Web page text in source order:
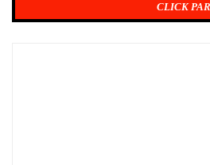
CLICK